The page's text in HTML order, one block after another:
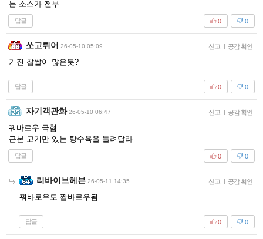
는 소스가 전부
답글 0
0
쏘고튀어 26-05-10 05:09 신고 공감 확인
거진 찹쌀이 많은듯?
답글 0
0
자기객관화 26-05-10 06:47 신고 공감 확인
꿔바로우 극혐
근본 고기만 있는 탕수육을 돌려달라
답글 0
0
리바이브헤븐 26-05-11 14:35 신고 공감 확인
꿔바로우도 짭바로우됨
답글 0
0